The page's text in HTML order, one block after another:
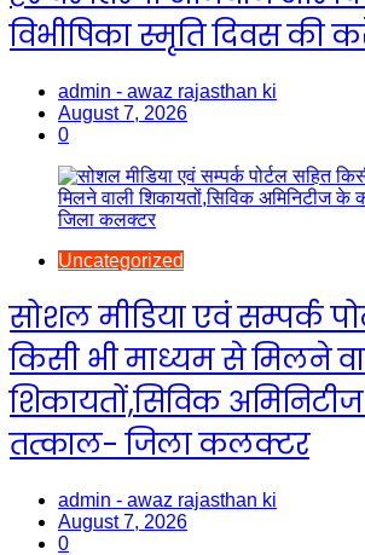
विभीषिका स्मृति दिवस की
admin - awaz rajasthan ki
August 7, 2026
0
Uncategorized
सोशल मीडिया एवं सम्पर्क
किसी भी माध्यम से मिलने
शिकायतों,सिविक
तत्काल- जिला कलक्टर
admin - awaz rajasthan ki
August 7, 2026
0